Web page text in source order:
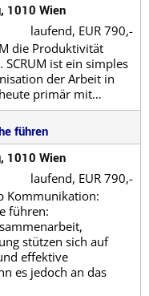
1010 Wien
laufend, EUR 790,-
die Produktivität
SCRUM ist ein simples
der Arbeit in
primär mit…
führen
1010 Wien
laufend, EUR 790,-
Kommunikation:
führen:
stützen sich auf
effektive
es jedoch an das